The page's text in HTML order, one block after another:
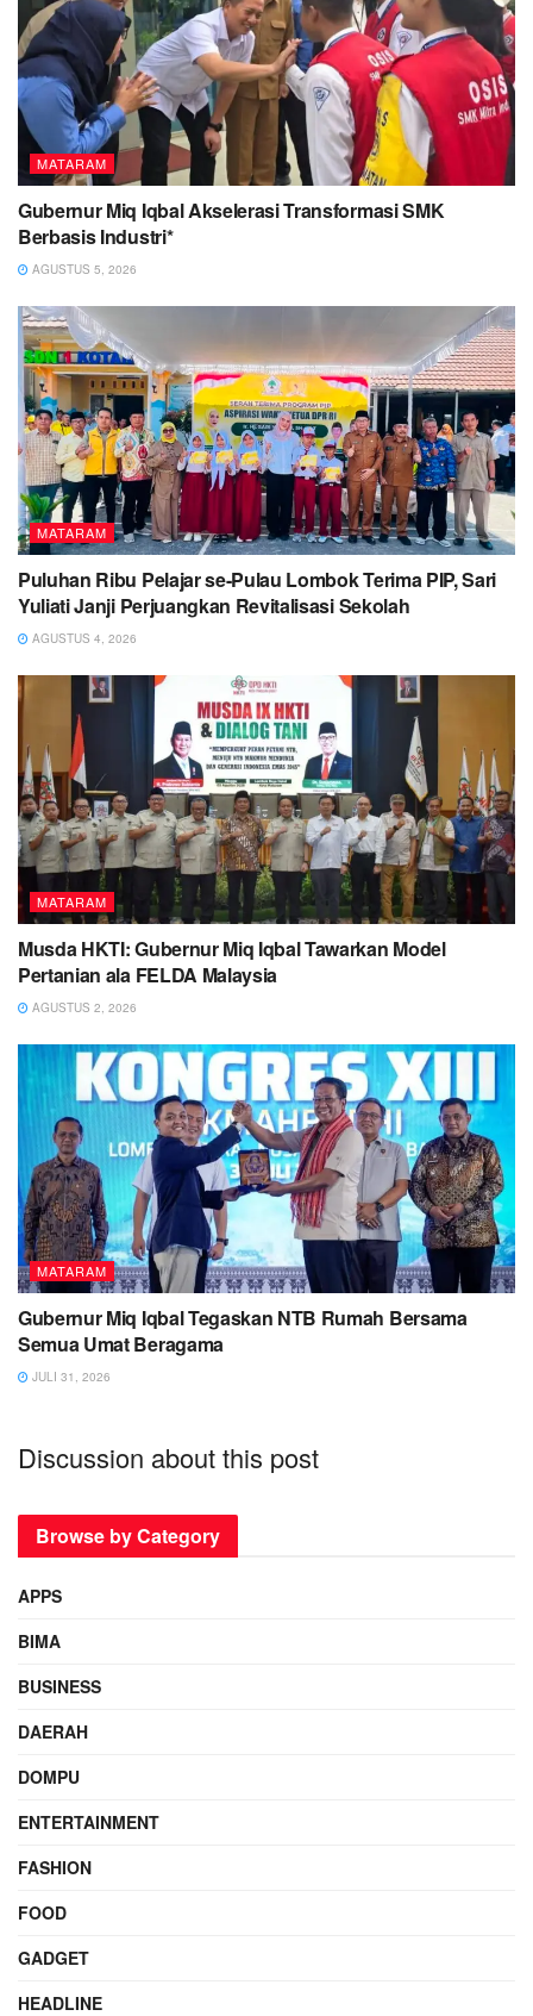
MATARAM
Gubernur Miq Iqbal Akselerasi Transformasi SMK
Berbasis Industri*
AGUSTUS 5, 2026
MATARAM
Puluhan Ribu Pelajar se-Pulau Lombok Terima PIP, Sari
Yuliati Janji Perjuangkan Revitalisasi Sekolah
AGUSTUS 4, 2026
MATARAM
Musda HKTI: Gubernur Miq Iqbal Tawarkan Model
Pertanian ala FELDA Malaysia
AGUSTUS 2, 2026
MATARAM
Gubernur Miq Iqbal Tegaskan NTB Rumah Bersama
Semua Umat Beragama
JULI 31, 2026
Discussion about this post
Browse by Category
APPS
BIMA
BUSINESS
DAERAH
DOMPU
ENTERTAINMENT
FASHION
FOOD
GADGET
HEADLINE